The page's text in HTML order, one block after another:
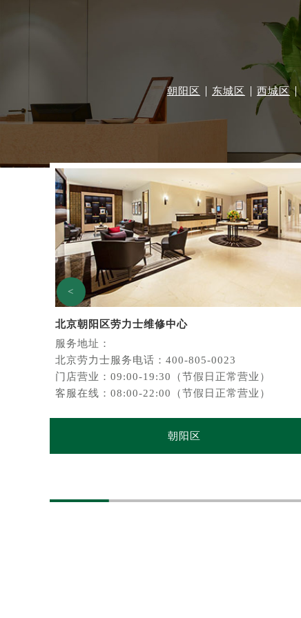
朝阳区 东城区 西城区
北京朝阳区劳力士维修中心
服务地址：
北京劳力士服务电话：400-805-0023
门店营业：09:00-19:30（节假日正常营业）
客服在线：08:00-22:00（节假日正常营业）
朝阳区
<